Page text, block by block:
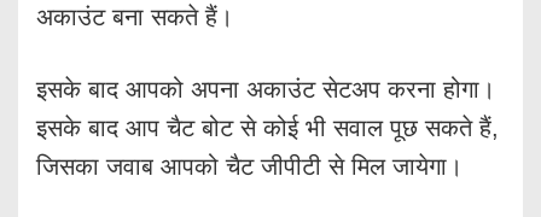
अकाउंट बना सकते हैं।
इसके बाद आपको अपना अकाउंट सेटअप करना होगा।
इसके बाद आप चैट बोट से कोई भी सवाल पूछ सकते हैं,
जिसका जवाब आपको चैट जीपीटी से मिल जायेगा।